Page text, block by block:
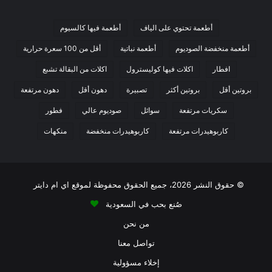
قد يكون للألوان الاصطناعية تأثير سلبي على النشاط، والتركيز
تعرفوا أيضًا على
سعرات جيلي الليمون
جيلي توت جرينز
أطعمة تحتوي على الياف أطعمة فيها كالسيوم
أطعمة منخفضة الصوديوم أطعمة نباتية أقل من 100 سعرة حرارية
افطار اكلات فيها كوليسترول اكلات من البقالة تشبع
بروتين أقل بروتين أكثر تصبيرة دهون أقل دهون مرتفعة
سكريات مرتفعة سوائل صوديوم عالي فطور
كاربوهيدرات مرتفعة كاربوهيدرات منخفضة منكهات
© حقوق النشر 2026، جميع الحقوق محفوظة لموقع اي ام دايتر
صُنع بحب في السعودية
من نحن
تواصل معنا
إخلاء مسؤولية